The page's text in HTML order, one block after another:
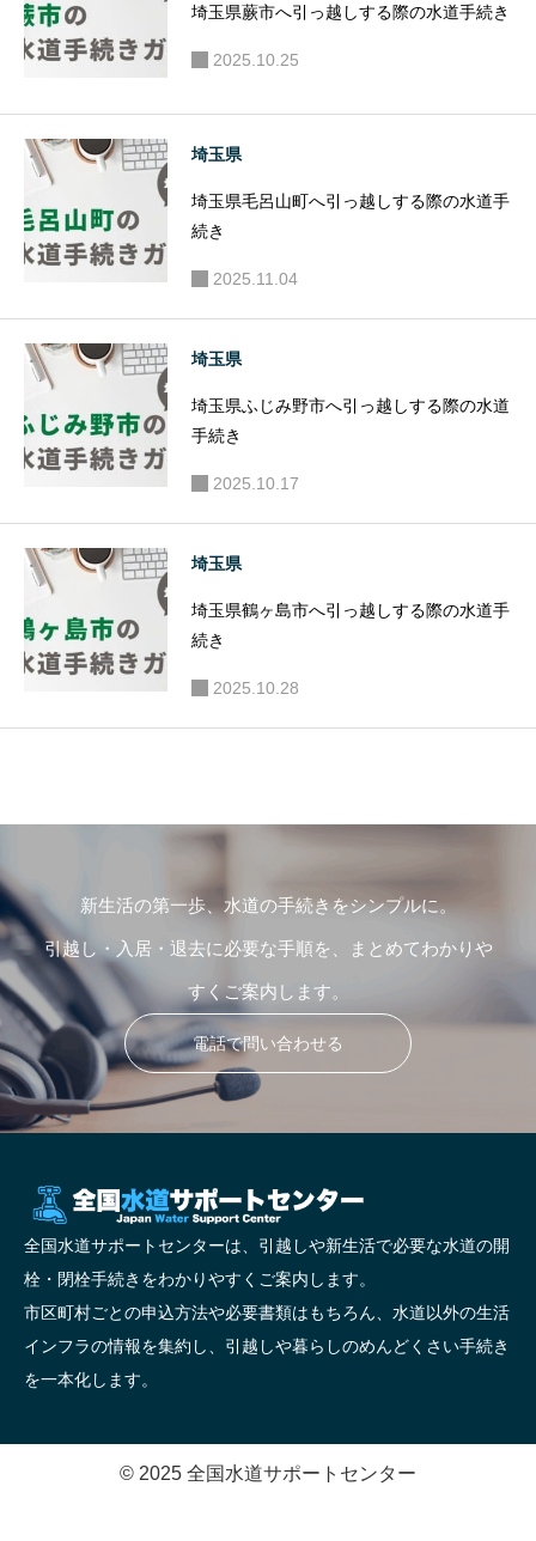
埼玉県蕨市へ引っ越しする際の水道手続き
2025.10.25
埼玉県
埼玉県毛呂山町へ引っ越しする際の水道手
続き
2025.11.04
埼玉県
埼玉県ふじみ野市へ引っ越しする際の水道
手続き
2025.10.17
埼玉県
埼玉県鶴ヶ島市へ引っ越しする際の水道手
続き
2025.10.28
新生活の第一歩、水道の手続きをシンプルに。
引越し・入居・退去に必要な手順を、まとめてわかりや
すくご案内します。
電話で問い合わせる
全国水道サポートセンターは、引越しや新生活で必要な水道の開
栓・閉栓手続きをわかりやすくご案内します。
市区町村ごとの申込方法や必要書類はもちろん、水道以外の生活
インフラの情報を集約し、引越しや暮らしのめんどくさい手続き
を一本化します。
© 2025 全国水道サポートセンター